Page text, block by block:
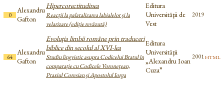
0
Alexandru
Gafton
Hipercorectitudinea
Reacţii la palatalizarea labialelor şi la
velarizare (ediţie revăzută)
Editura
Universităţii de
Vest
2019
64
Alexandru
Gafton
Evoluţia limbii române prin traduceri
biblice din secolul al XVI-lea
Studiu lingvistic asupra Codicelui Bratul în
comparaţie cu Codicele Voroneţean,
Praxiul Coresian şi Apostolul Iorga
Editura
Universităţii
„Alexandru Ioan
Cuza”
2001html